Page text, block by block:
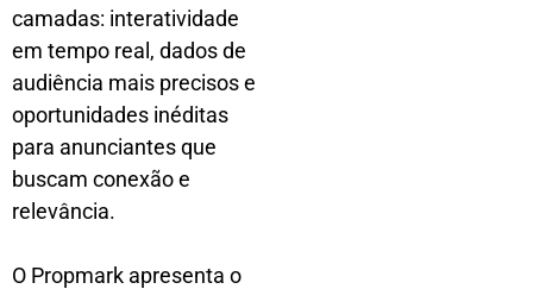
camadas: interatividade
em tempo real, dados de
audiência mais precisos e
oportunidades inéditas
para anunciantes que
buscam conexão e
relevância.
O Propmark apresenta o